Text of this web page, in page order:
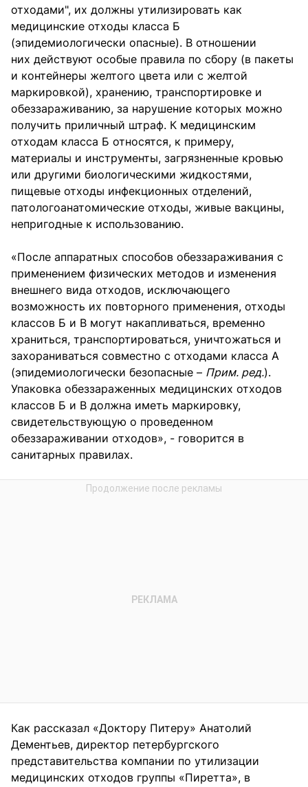
отходами", их должны утилизировать как
медицинские отходы класса Б
(эпидемиологически опасные). В отношении
них действуют особые правила по сбору (в пакеты
и контейнеры желтого цвета или с желтой
маркировкой), хранению, транспортировке и
обеззараживанию, за нарушение которых можно
получить приличный штраф. К медицинским
отходам класса Б относятся, к примеру,
материалы и инструменты, загрязненные кровью
или другими биологическими жидкостями,
пищевые отходы инфекционных отделений,
патологоанатомические отходы, живые вакцины,
непригодные к использованию.
«После аппаратных способов обеззараживания с
применением физических методов и изменения
внешнего вида отходов, исключающего
возможность их повторного применения, отходы
классов Б и В могут накапливаться, временно
храниться, транспортироваться, уничтожаться и
захораниваться совместно с отходами класса А
(эпидемиологически безопасные – Прим. ред.).
Упаковка обеззараженных медицинских отходов
классов Б и В должна иметь маркировку,
свидетельствующую о проведенном
обеззараживании отходов», - говорится в
санитарных правилах.
Как рассказал «Доктору Питеру» Анатолий
Дементьев, директор петербургского
представительства компании по утилизации
медицинских отходов группы «Пиретта», в